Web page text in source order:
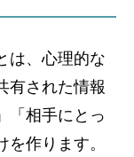
は、心理的な
有された情報
「相手にとっ
作ります。